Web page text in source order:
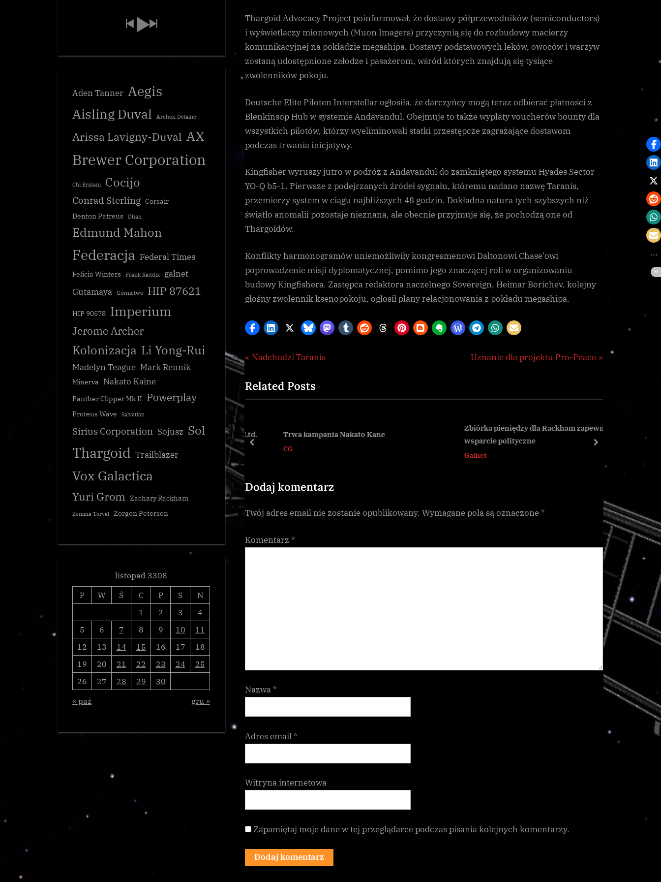
Thargoid Advocacy Project poinformował, że dostawy półprzewodników (semiconductors)
i wyświetlaczy mionowych (Muon Imagers) przyczynią się do rozbudowy macierzy
komunikacyjnej na pokładzie megashipa. Dostawy podstawowych leków, owoców i warzyw
zostaną udostępnione załodze i pasażerom, wśród których znajdują się tysiące
zwolenników pokoju.
Deutsche Elite Piloten Interstellar ogłosiła, że darczyńcy mogą teraz odbierać płatności z
Blenkinsop Hub w systemie Andavandul. Obejmuje to także wypłaty voucherów bounty dla
wszystkich pilotów, którzy wyeliminowali statki przestępcze zagrażające dostawom
podczas trwania inicjatywy.
Kingfisher wyruszy jutro w podróż z Andavandul do zamkniętego systemu Hyades Sector
YO-Q b5-1. Pierwsze z podejrzanych źródeł sygnału, któremu nadano nazwę Taranis,
przemierzy system w ciągu najbliższych 48 godzin. Dokładna natura tych szybszych niż
światło anomalii pozostaje nieznana, ale obecnie przyjmuje się, że pochodzą one od
Thargoidów.
Konflikty harmonogramów uniemożliwiły kongresmenowi Daltonowi Chase’owi
poprowadzenie misji dyplomatycznej, pomimo jego znaczącej roli w organizowaniu
budowy Kingfishera. Zastępca redaktora naczelnego Sovereign, Heimar Borichev, kolejny
głośny zwolennik ksenopokoju, ogłosił plany relacjonowania z pokładu megashipa.
Galnet
Thargoid
Nawigacja
wpisu
P
e
v
u
o
t
Nadchodzi Taranis
N
t
o
s
t
Uznanie dla projektu Pro-Peace
Related Posts
Wsparcie surowcowe dla Torval Mining Ltd.
CG
Trwa kampania Nakato Kane
Zbiórka pieniędzy dla Rackham zapewnia
wsparcie polityczne
Galnet
prev next
Dodaj komentarz
Twój adres email nie zostanie opublikowany. Wymagane pola są oznaczone*
Komentarz *
Nazwa*
Adres email*
Witryna internetowa
Zapamiętaj moje dane w tej przeglądarce podczas pisania kolejnych komentarzy.
Aden Tanner Aegis
Aisling Duval Archon Delaine
Arissa Lavigny-Duval AX
Brewer Corporation
Chi Eridani Cocijo
Conrad Sterling Corsair
Denton Patreus
Dhan
Edmund Mahon
Federacja Federal Times
Felicia Winters Frank Raddix
galnet
Gutamaya
Górnictwo HIP 87621
HIP 90578 Imperium
Jerome Archer
Kolonizacja Li Yong-Rui
Madelyn Teague Mark Rennik
Minerva Nakato Kaine
Panther Clipper Mk II Powerplay
Proteus Wave Salvation
Sirius Corporation Sojusz Sol
Thargoid Trailblazer
Vox Galactica
Yuri Grom Zachary Rackham
Zemina Torval Zorgon Peterson
listopad 3308
P
W Ś C P S
N
1
2 3
4
5
6 7 8 9 10
11
12
13 14 15 16 17
18
19
20 21 22 23 24
25
26
27 28 29
30
« paź
gru »